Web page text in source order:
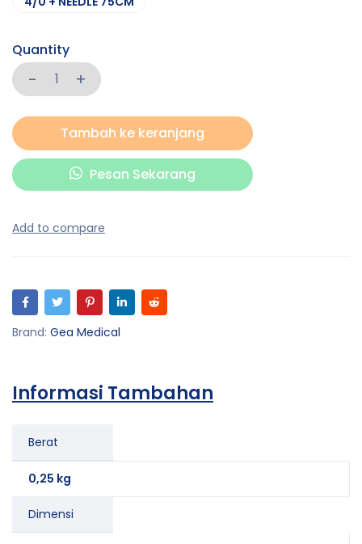
Quantity
Tambah ke keranjang
Pesan Sekarang
Brand: Gea Medical
Informasi Tambahan
Berat
0,25 kg
Dimensi